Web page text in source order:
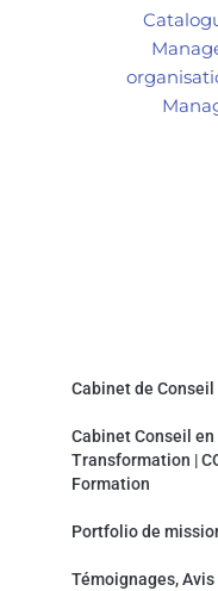
Cabinet de
Cabinet Conseil
Transformation |
Formation
Portfolio de
Témoignages,